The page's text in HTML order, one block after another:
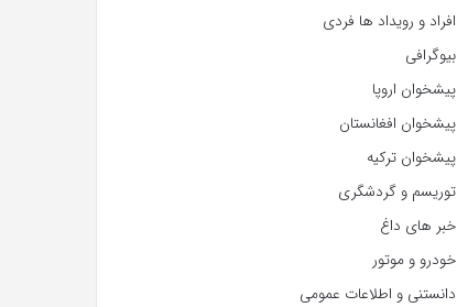
افراد و رویداد ها فردی
بیوگرافی
پیشخوان اروپا
پیشخوان افغانستان
پیشخوان ترکیه
توریسم و گردشگری
خبر های داغ
خودرو و موتور
دانستنی و اطلاعات عمومی